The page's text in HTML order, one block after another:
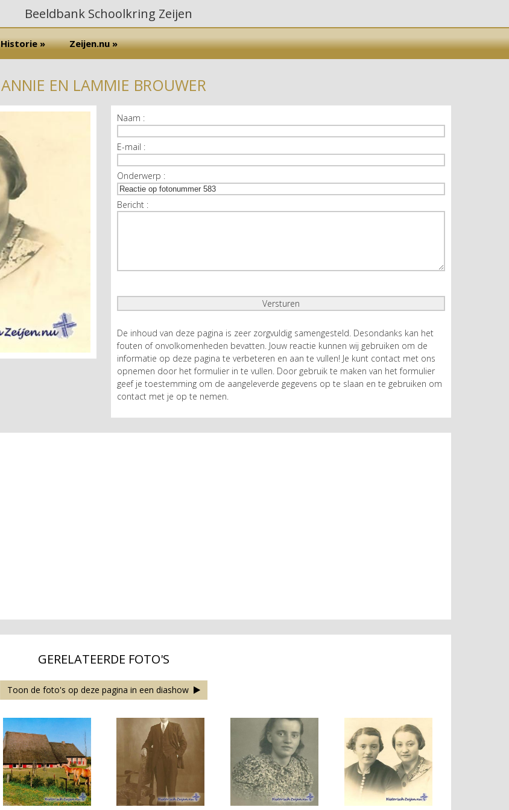
Historie » Zeijen.nu »
ANNIE EN LAMMIE BROUWER
Naam :
E-mail :
Onderwerp :
Bericht :
De inhoud van deze pagina is zeer zorgvuldig samengesteld. Desondanks kan het
fouten of onvolkomenheden bevatten. Jouw reactie kunnen wij gebruiken om de
informatie op deze pagina te verbeteren en aan te vullen! Je kunt contact met ons
opnemen door het formulier in te vullen. Door gebruik te maken van het formulier
geef je toestemming om de aangeleverde gegevens op te slaan en te gebruiken om
contact met je op te nemen.
GERELATEERDE FOTO'S
Toon de foto's op deze pagina in een diashow